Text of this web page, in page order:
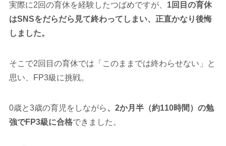
実際に2回の育休を経験したつばめですが、 1回目の育休
はSNSをだらだら見て終わってしまい、正直かなり後悔
しました。
そこで2回目の育休では「このままでは終わらせない」と
思い、FP3級に挑戦。
0歳と3歳の育児をしながら、2か月半（約110時間）の勉
強でFP3級に合格できました。